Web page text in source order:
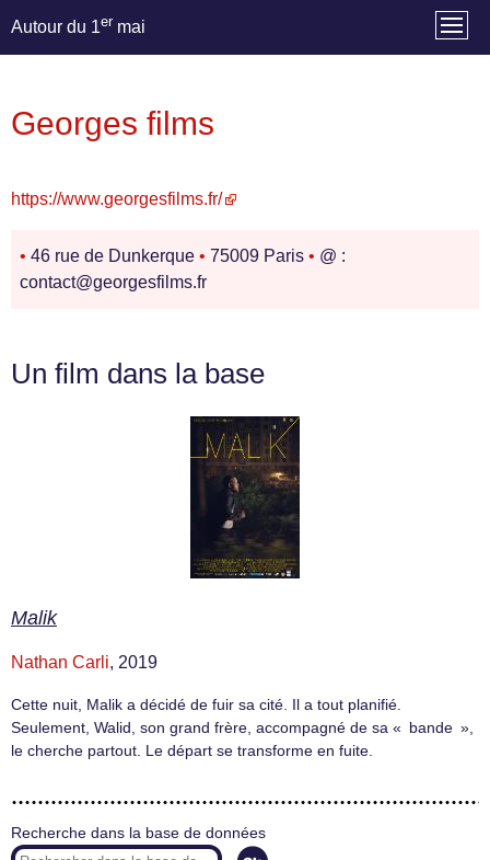
Autour du 1er mai
Georges films
https://www.georgesfilms.fr/
• 46 rue de Dunkerque • 75009 Paris • @ :
contact@georgesfilms.fr
Un film dans la base
Malik
Nathan Carli, 2019
Cette nuit, Malik a décidé de fuir sa cité. Il a tout planifié.
Seulement, Walid, son grand frère, accompagné de sa « bande »,
le cherche partout. Le départ se transforme en fuite.
Recherche dans la base de données